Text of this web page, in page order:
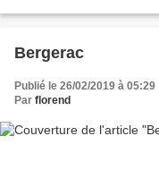
Bergerac
Publié le 26/02/2019 à 05:29
Par florend